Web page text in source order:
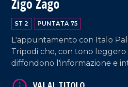
Zigo Zago
ST 2 PUNTATA 75
L'appuntamento con Italo
Tripodi che, con tono
diffondono l'informazione e